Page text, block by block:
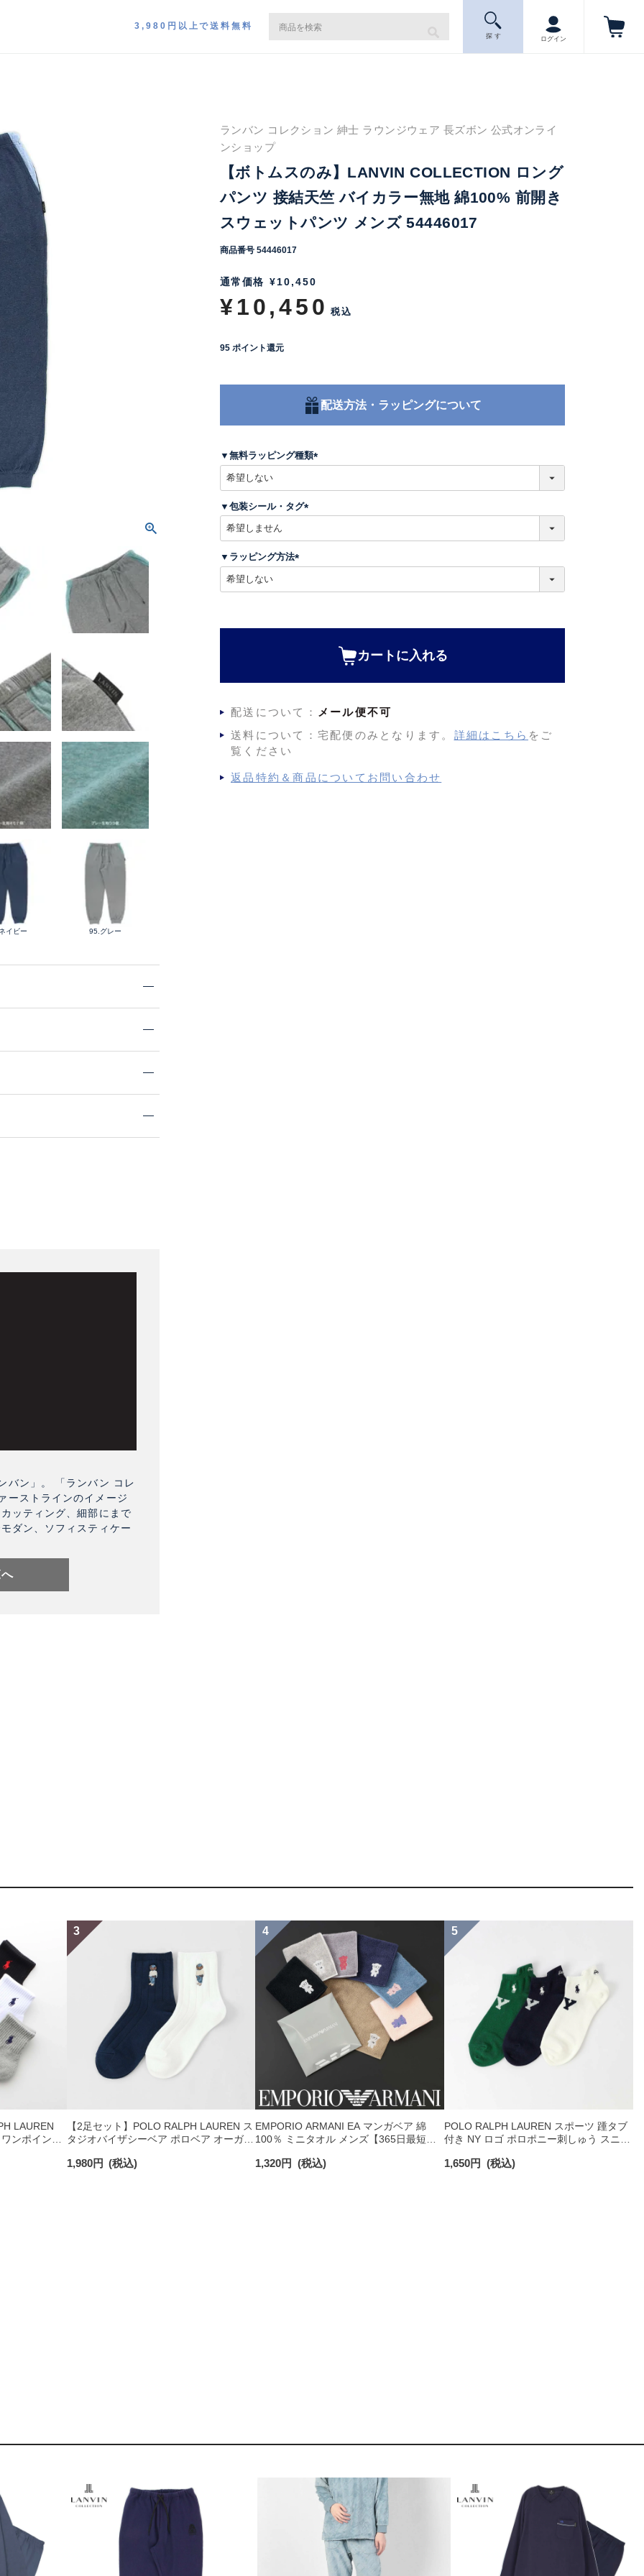
3,980円以上で送料無料
探 す ログイン
イビー 95.グレー
バン」。 「ランバン コレ
ーストラインのイメージ
ッティング、細部にまで
ダン、ソフィスティケー
ランバン コレクション 紳士 ラウンジウェア 長ズボン 公式オンライ
ンショップ
【ボトムスのみ】LANVIN COLLECTION ロング
パンツ 接結天竺 バイカラー無地 綿100% 前開き
スウェットパンツ メンズ 54446017
商品番号 54446017
通常価格 ¥10,450
¥10,450 税込
95 ポイント還元
配送方法・ラッピングについて
▼無料ラッピング種類
)
▼包装シール・タグ
)
▼ラッピング方法
カートに入れる
配送について：
メール便不可
送料について：宅配便のみとなります。 詳細はこちら をご
覧ください
返品特約＆商品についてお問い合わせ
LAUREN
ンポイント
【2足セット】POLO RALPH LAUREN ス
タジオバイザシーベア ポロベア オーガニ
ンズ レディース 92009650
1,980円 (税込)
EMPORIO ARMANI EA マンガベア 綿
100％ ミニタオル メンズ【365日最短翌
1,320円 (税込)
POLO RALPH LAUREN スポーツ 踵タブ
付き NY ロゴ ポロポニー刺しゅう スニー
ソックス 02022328
1,650円 (税込)